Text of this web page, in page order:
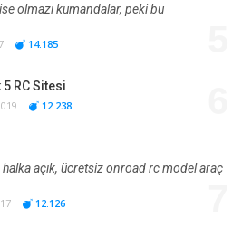
olmazı kumandalar, peki bu
14.185
RC Sitesi
12.238
açık, ücretsiz onroad rc model araç
12.126